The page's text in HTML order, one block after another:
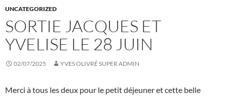
UNCATEGORIZED
SORTIE JACQUES ET
YVELISE LE 28 JUIN
02/07/2025 YVES OLIVRÉ SUPER ADMIN
Merci à tous les deux pour le petit déjeuner et cette belle